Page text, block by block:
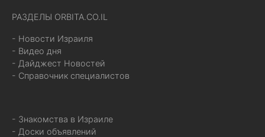
РАЗДЕЛЫ ORBITA.CO.IL
- Новости Израиля
- Видео дня
- Дайджест Новостей
- Справочник специалистов
- Знакомства в Израиле
- Доски объявлений